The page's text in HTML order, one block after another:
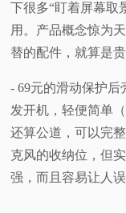
下很多“盯着屏幕取
用。产品概念惊为
替的配件，就算是
- 69元的滑动保护
发开机，轻便简单
还算公道，可以完
克风的收纳位，但
强，而且容易让人误